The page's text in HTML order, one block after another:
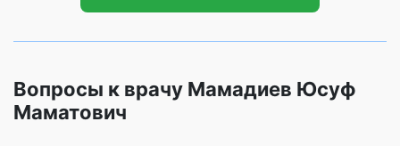
Вопросы к врачу Мамадиев Юсуф
Маматович